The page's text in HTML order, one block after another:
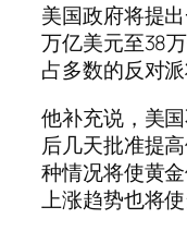
美国政府将提
万亿美元至38
占多数的反对派
他补充说，美
后几天批准提
种情况将使黄
上涨趋势也将